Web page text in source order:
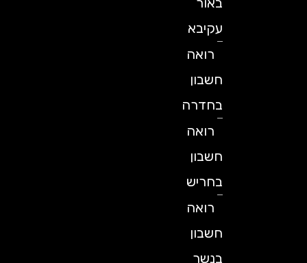
עקיבא
רואה
חשבון
בחדרה
רואה
חשבון
בחריש
רואה
חשבון
בנשר